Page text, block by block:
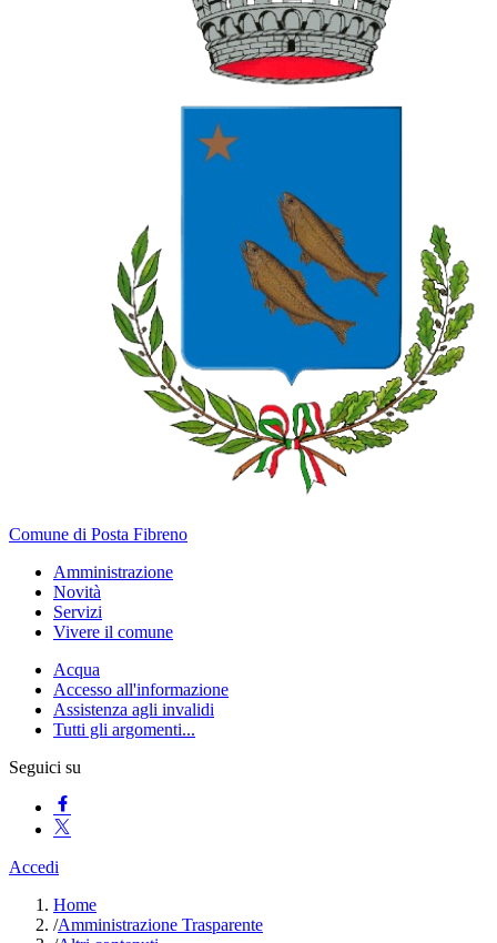
Comune di Posta Fibreno
Amministrazione
Novità
Servizi
Vivere il comune
Acqua
Accesso all'informazione
Assistenza agli invalidi
Tutti gli argomenti...
Seguici su
Accedi
Home
/Amministrazione Trasparente